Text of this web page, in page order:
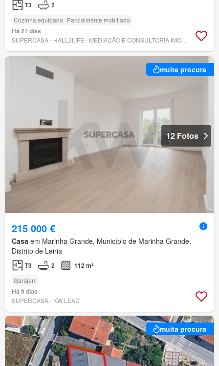
T3 2
Cozinha equipada Parcialmente mobiliado
Há 21 dias
muita procura
12 Fotos
215 000 €
Casa em Marinha Grande, Município de Marinha Grande,
Distrito de Leiria
T3 2 112 m²
Garajem
Há 9 dias
SUPERCASA - KW LEAD
muita procura